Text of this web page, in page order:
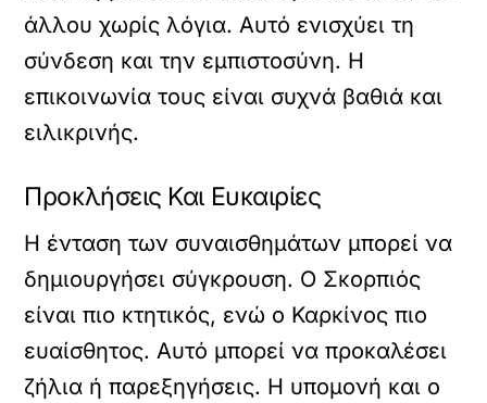
άλλου χωρίς λόγια. Αυτό ενισχύει τη
σύνδεση και την εμπιστοσύνη. Η
επικοινωνία τους είναι συχνά βαθιά και
ειλικρινής.
Προκλήσεις Και Ευκαιρίες
Η ένταση των συναισθημάτων μπορεί να
δημιουργήσει σύγκρουση. Ο Σκορπιός
είναι πιο κτητικός, ενώ ο Καρκίνος πιο
ευαίσθητος. Αυτό μπορεί να προκαλέσει
ζήλια ή παρεξηγήσεις. Η υπομονή και ο